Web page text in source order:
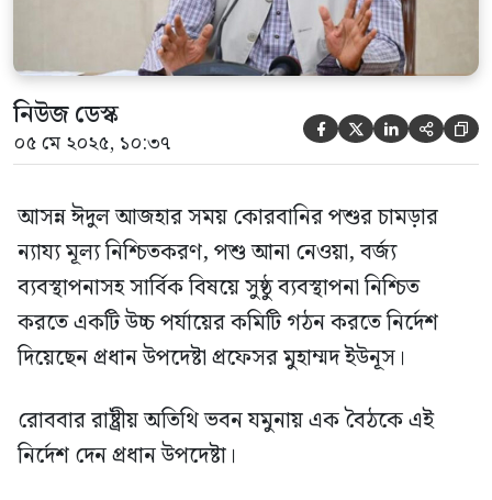
নিউজ ডেস্ক
০৫ মে ২০২৫, ১০:৩৭     
আসন্ন ঈদুল আজহার সময় কোরবানির পশুর চামড়ার
ন‍্যায‍্য মূল্য নিশ্চিতকরণ, পশু আনা নেওয়া, বর্জ্য
ব্যবস্থাপনাসহ সার্বিক বিষয়ে সুষ্ঠু ব্যবস্থাপনা নিশ্চিত
করতে একটি উচ্চ পর্যায়ের কমিটি গঠন করতে নির্দেশ
দিয়েছেন প্রধান উপদেষ্টা প্রফেসর মুহাম্মদ ইউনূস।
রোববার রাষ্ট্রীয় অতিথি ভবন যমুনায় এক বৈঠকে এই
নির্দেশ দেন প্রধান উপদেষ্টা।